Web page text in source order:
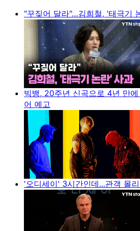
"꾸짖어 달라"…김희철, '태극기
빅뱅, 20주년 신곡으로 4년 만
어 예고
'오디세이' 3시간인데...관객 몰